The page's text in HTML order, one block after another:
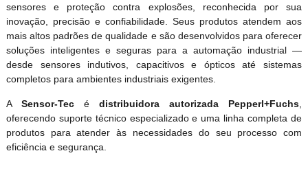
sensores e proteção contra explosões, reconhecida por sua
inovação, precisão e confiabilidade. Seus produtos atendem aos
mais altos padrões de qualidade e são desenvolvidos para oferecer
soluções inteligentes e seguras para a automação industrial —
desde sensores indutivos, capacitivos e ópticos até sistemas
completos para ambientes industriais exigentes.
A Sensor-Tecé distribuidora autorizada Pepperl+Fuchs
oferecendo suporte técnico especializado e uma linha completa de
produtos para atender às necessidades do seu processo com
eficiência e segurança.